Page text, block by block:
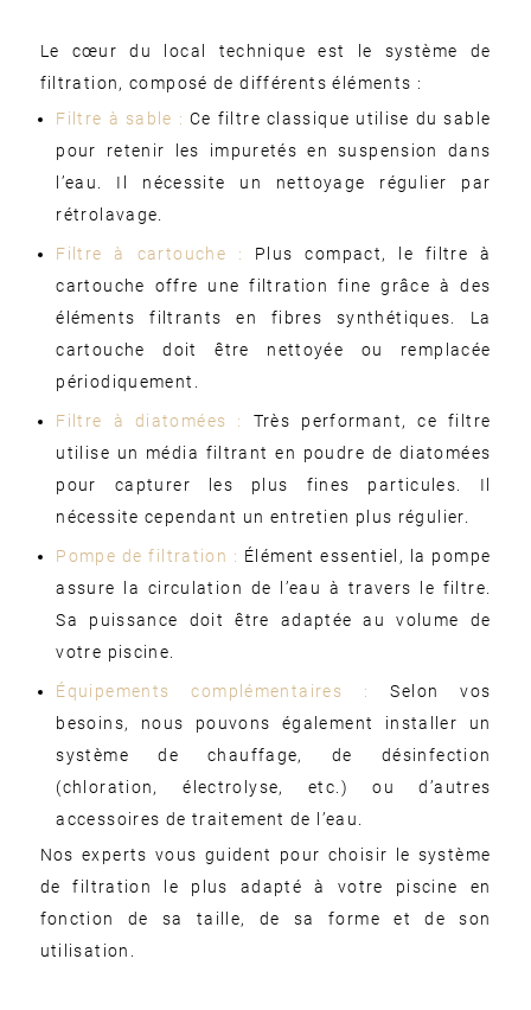
Le cœur du local technique est le système de
filtration, composé de différents éléments :
Filtre à sable : Ce filtre classique utilise du sable
pour retenir les impuretés en suspension dans
l’eau. Il nécessite un nettoyage régulier par
rétrolavage.
Filtre à cartouche :
Plus compact, le filtre à
cartouche offre une filtration fine grâce à des
éléments filtrants en fibres synthétiques. La
cartouche doit être nettoyée ou remplacée
périodiquement.
Filtre à diatomées :
Très performant, ce filtre
utilise un média filtrant en poudre de diatomées
pour capturer les plus fines particules. Il
nécessite cependant un entretien plus régulier.
Pompe de filtration : Élément essentiel, la pompe
assure la circulation de l’eau à travers le filtre.
Sa puissance doit être adaptée au volume de
votre piscine.
Équipements complémentaires :
Selon vos
besoins, nous pouvons également installer un
système de chauffage, de désinfection
(chloration, électrolyse, etc.) ou d’autres
accessoires de traitement de l’eau.
Nos experts vous guident pour choisir le système
de filtration le plus adapté à votre piscine en
fonction de sa taille, de sa forme et de son
utilisation.